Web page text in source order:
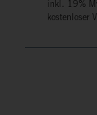
inkl. 19%
kostenloser